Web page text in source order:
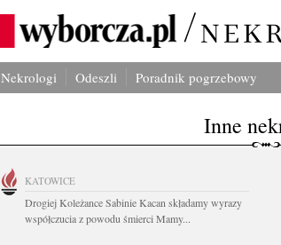
Nekrologi Odeszli Poradnik pogrzebowy
Inne
KATOWICE
Drogiej Koleżance Sabinie Kacan składamy wyrazy
współczucia z powodu śmierci Mamy...